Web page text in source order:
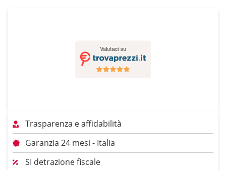
Trasparenza e affidabilità
Garanzia 24 mesi - Italia
SI detrazione fiscale